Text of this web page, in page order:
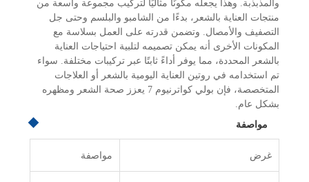
والمذبذبة. وهذا يجعله مكونًا مثاليًا لتركيب مجموعة واسعة من
منتجات العناية بالشعر، بدءًا من الشامبو والبلسم وحتى جل
التصفيف والأمصال. وتضمن قدرته على العمل بسلاسة مع
المكونات الأخرى أنه يمكن تصميمه لتلبية احتياجات العناية
بالشعر المحددة، مما يوفر أداءً ثابتًا عبر تركيبات مختلفة. سواء
تم استخدامه في روتين العناية اليومية بالشعر أو العلاجات
المتخصصة، فإن بولي كواترنيوم 7 يعزز صحة الشعر ومظهره
بشكل عام.
مواصفة
غرض مواصفة